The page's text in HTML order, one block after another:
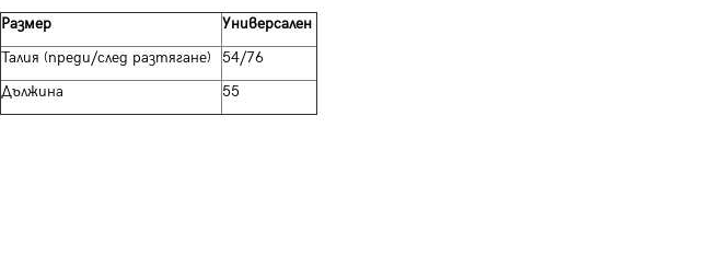
Размер
Универсален
Талия (преди/след разтягане)
54/76
Дължина
55